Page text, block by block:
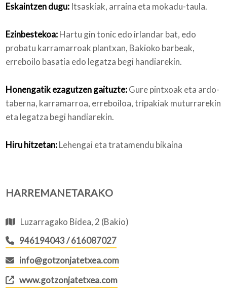
Eskaintzen dugu: Itsaskiak, arraina eta mokadu-taula.
Ezinbestekoa:Hartu gin tonic edo irlandar bat, edo
probatu karramarroak plantxan, Bakioko barbeak,
erreboilo basatia edo legatza begi handiarekin.
Honengatik ezagutzen gaituzte:Gure pintxoak eta ardo-
taberna, karramarroa, erreboiloa, tripakiak muturrarekin
eta legatza begi handiarekin.
Hiru hitzetan:Lehengai eta tratamendu bikaina
HARREMANETARAKO
Luzarragako Bidea, 2 (Bakio)
946194043 / 616087027
info@gotzonjatetxea.com
www.gotzonjatetxea.com